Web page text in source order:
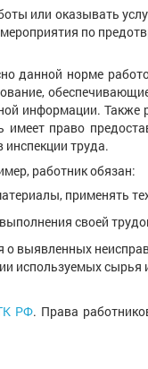
или оказывать
по
данной норме
информации. Также
право
труда.
работник обязан:
применять
своей
о выявленных
используемых сырья
РФ. Права